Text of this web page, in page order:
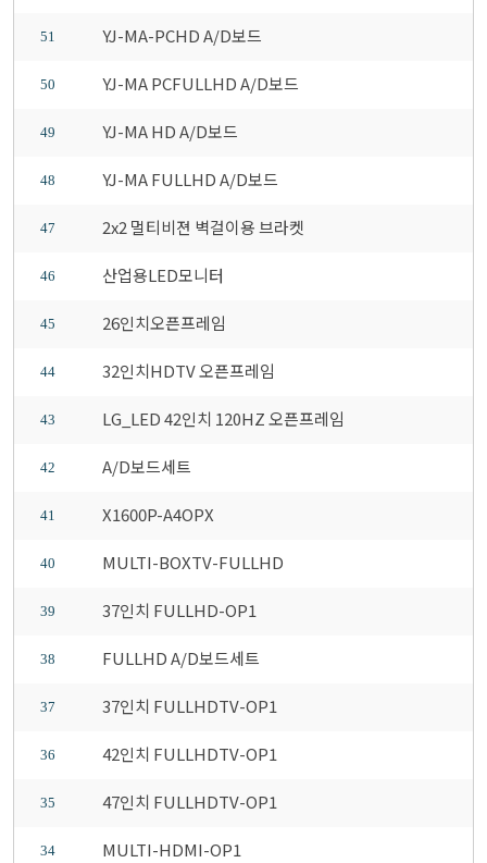
51 YJ-MA-PCHD A/D보드
50 YJ-MA PCFULLHD A/D보드
49 YJ-MA HD A/D보드
48 YJ-MA FULLHD A/D보드
47 2x2 멀티비젼 벽걸이용 브라켓
46 산업용LED모니터
45 26인치오픈프레임
44 32인치HDTV 오픈프레임
43 LG_LED 42인치 120HZ 오픈프레임
42 A/D보드세트
41 X1600P-A4OPX
40 MULTI-BOXTV-FULLHD
39 37인치 FULLHD-OP1
38 FULLHD A/D보드세트
37 37인치 FULLHDTV-OP1
36 42인치 FULLHDTV-OP1
35 47인치 FULLHDTV-OP1
34 MULTI-HDMI-OP1